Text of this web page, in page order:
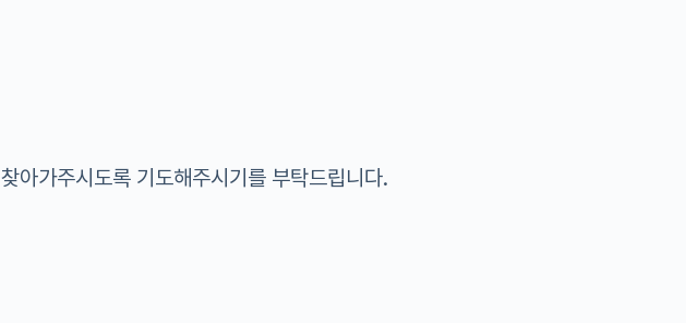
아가주시도록 기도해주시기를 부탁드립니다.